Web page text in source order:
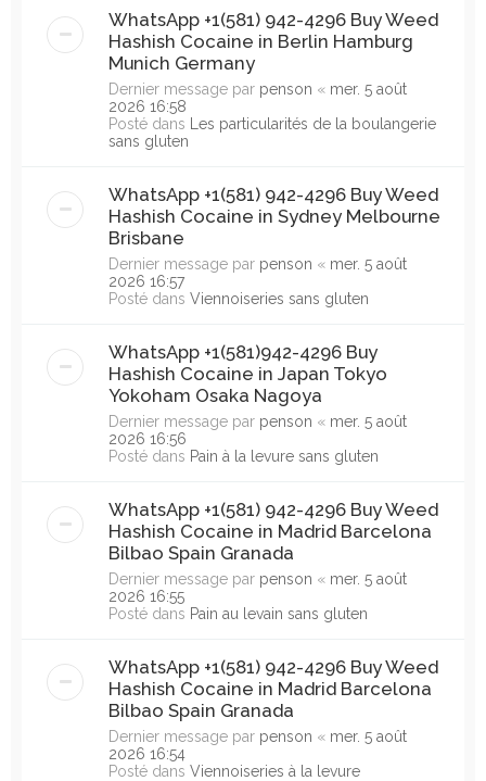
WhatsApp +1(581) 942-4296 Buy Weed
Hashish Cocaine in Berlin Hamburg
Munich Germany
Dernier message par penson « mer. 5 août
2026 16:58
Posté dans Les particularités de la boulangerie
sans gluten
WhatsApp +1(581) 942-4296 Buy Weed
Hashish Cocaine in Sydney Melbourne
Brisbane
Dernier message par penson « mer. 5 août
2026 16:57
Posté dans Viennoiseries sans gluten
WhatsApp +1(581)942-4296 Buy
Hashish Cocaine in Japan Tokyo
Yokoham Osaka Nagoya
Dernier message par penson « mer. 5 août
2026 16:56
Posté dans Pain à la levure sans gluten
WhatsApp +1(581) 942-4296 Buy Weed
Hashish Cocaine in Madrid Barcelona
Bilbao Spain Granada
Dernier message par penson « mer. 5 août
2026 16:55
Posté dans Pain au levain sans gluten
WhatsApp +1(581) 942-4296 Buy Weed
Hashish Cocaine in Madrid Barcelona
Bilbao Spain Granada
Dernier message par penson « mer. 5 août
2026 16:54
Posté dans Viennoiseries à la levure